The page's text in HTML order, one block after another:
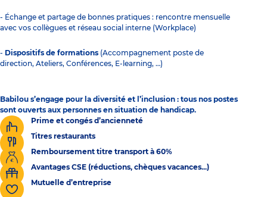
- Échange et partage de bonnes pratiques : rencontre mensuelle
avec vos collègues et réseau social interne (Workplace)
- Dispositifs de formations (Accompagnement poste de
direction, Ateliers, Conférences, E-learning, …)
Babilou s’engage pour la diversité et l’inclusion : tous nos postes
sont ouverts aux personnes en situation de handicap.
Prime et congés d’ancienneté
Titres restaurants
Remboursement titre transport à 60%
Avantages CSE (réductions, chèques vacances...)
Mutuelle d’entreprise